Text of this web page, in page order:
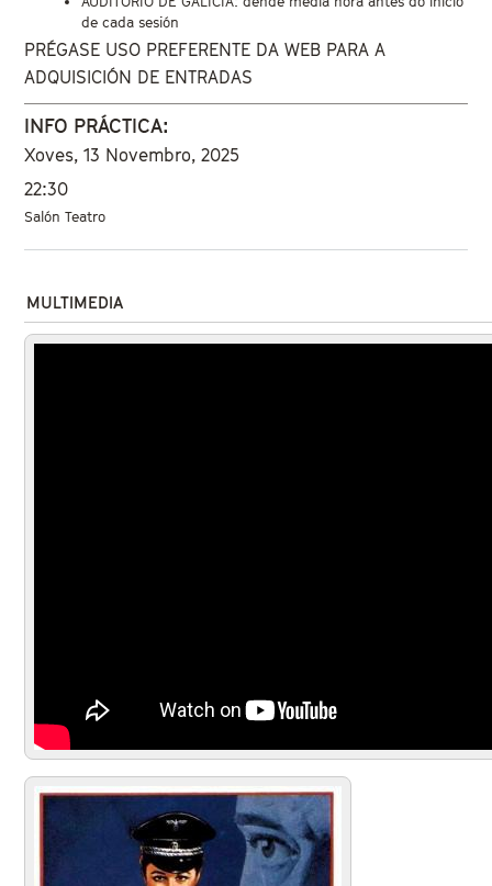
de cada sesión
PRÉGASE USO PREFERENTE DA WEB PARA A
ADQUISICIÓN DE ENTRADAS
INFO PRÁCTICA:
Xoves, 13 Novembro, 2025
22:30
Salón Teatro
MULTIMEDIA
The Night Porter (1974) Trailer